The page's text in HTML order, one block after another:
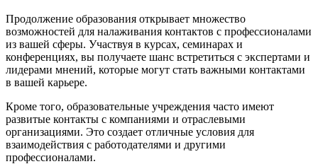
Продолжение образования открывает множество
возможностей для налаживания контактов с профессионалами
из вашей сферы. Участвуя в курсах, семинарах и
конференциях, вы получаете шанс встретиться с экспертами и
лидерами мнений, которые могут стать важными контактами
в вашей карьере.
Кроме того, образовательные учреждения часто имеют
развитые контакты с компаниями и отраслевыми
организациями. Это создает отличные условия для
взаимодействия с работодателями и другими
профессионалами.